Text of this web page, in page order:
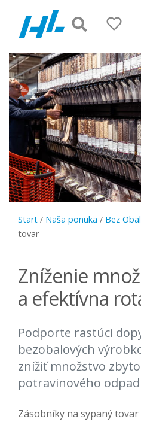
Start / Naša ponuka / Bez
tovar
Zníženie
a efektívna
Podporte rastúci
bezobalových
znížiť množstvo
potravinového
Zásobníky na sypaný